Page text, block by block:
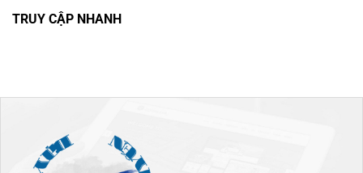
TRUY CẬP NHANH